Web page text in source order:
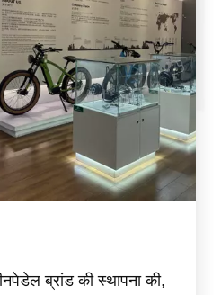
ब्रांड की स्थापना की,